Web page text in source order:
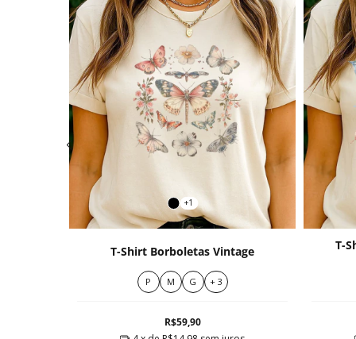
+1
T-Shirt Borboletas Vintage
P M G + 3
R$59,90
T-